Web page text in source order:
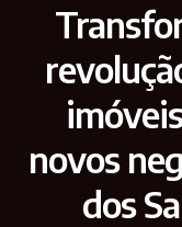
novos
dos